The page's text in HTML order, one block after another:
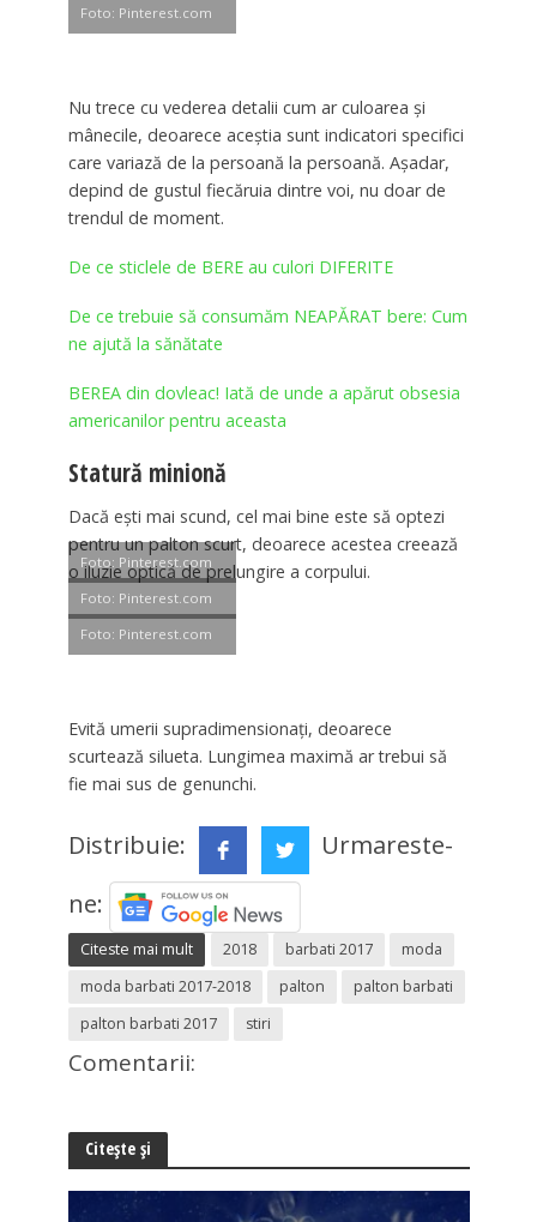
Foto: Pinterest.com
Nu trece cu vederea detalii cum ar culoarea și
mânecile, deoarece aceștia sunt indicatori specifici
care variază de la persoană la persoană. Așadar,
depind de gustul fiecăruia dintre voi, nu doar de
trendul de moment.
De ce sticlele de BERE au culori DIFERITE
De ce trebuie să consumăm NEAPĂRAT bere: Cum
ne ajută la sănătate
BEREA din dovleac! Iată de unde a apărut obsesia
americanilor pentru aceasta
Statură minionă
Dacă ești mai scund, cel mai bine este să optezi
pentru un palton scurt, deoarece acestea creează
o iluzie optică de prelungire a corpului.
Foto: Pinterest.com
Foto: Pinterest.com
Foto: Pinterest.com
Evită umerii supradimensionați, deoarece
scurtează silueta. Lungimea maximă ar trebui să
fie mai sus de genunchi.
Distribuie:
Urmareste-
ne:
Citeste mai mult 2018 barbati 2017
moda
moda barbati 2017-2018
palton
palton barbati
palton barbati 2017
stiri
Comentarii:
Citește și